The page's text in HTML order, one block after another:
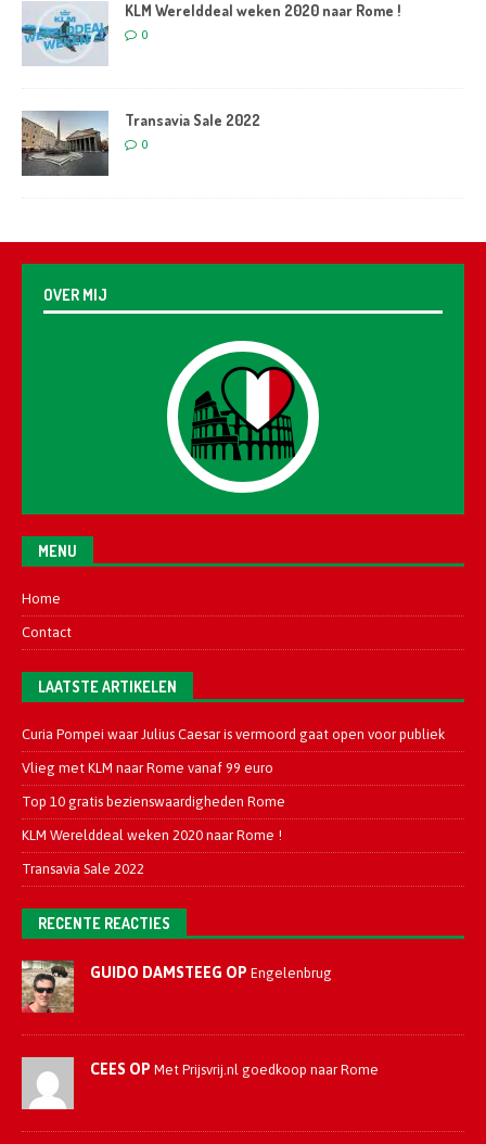
KLM Werelddeal weken 2020 naar Rome !
0
Transavia Sale 2022
0
OVER MIJ
MENU
Home
Contact
LAATSTE ARTIKELEN
Curia Pompei waar Julius Caesar is vermoord gaat open voor publiek
Vlieg met KLM naar Rome vanaf 99 euro
Top 10 gratis bezienswaardigheden Rome
KLM Werelddeal weken 2020 naar Rome !
Transavia Sale 2022
RECENTE REACTIES
GUIDO DAMSTEEG OP Engelenbrug
CEES OP Met Prijsvrij.nl goedkoop naar Rome